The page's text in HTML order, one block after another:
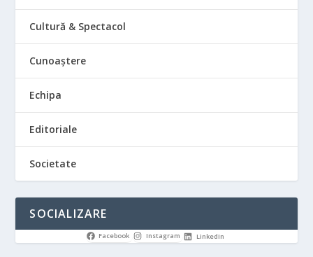
Cultură & Spectacol
Cunoaștere
Echipa
Editoriale
Societate
SOCIALIZARE
Facebook Instagram LinkedIn